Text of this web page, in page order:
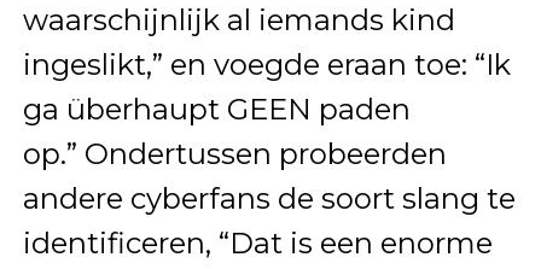
waarschijnlijk al iemands kind
ingeslikt,” en voegde eraan toe: “Ik
ga überhaupt GEEN paden
op.” Ondertussen probeerden
andere cyberfans de soort slang te
identificeren, “Dat is een enorme